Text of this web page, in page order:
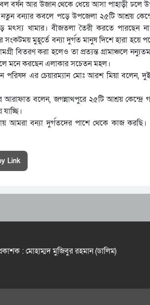
বর্ষন আর উজান থেকে ধেয়ে আসা পাহাড়ী ঢলে
নতুন বন্যার কবলে পড়ে উপজেলা ২৫টি আশ্রয়
মৎস্য খামার। বীজতলা তৈরী করতে পারছেন
সংকটময় মুহূর্তে বন্যা দুর্গত মানুষ দিশে হারা হয়ে
বিতরণ করা হলেও তা প্রত্যন্ত গ্রামাঞ্চলে
মনে করছেন এলাকার সচেতন মহল।
পরিষদ এর চেয়ারম্যান মোঃ আরশ মিয়া বলেন,
আরাফাত বলেন, জগন্নাথপুরে ২৫টি আশ্রয় কেন্দ্রে
আমরা বন্যা দুর্গতদের পাশে থেকে কাজ
Link
: মোহাম্মদ মুজিবুর রহমান (ডালিম)